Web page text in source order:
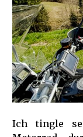
Ich tingle